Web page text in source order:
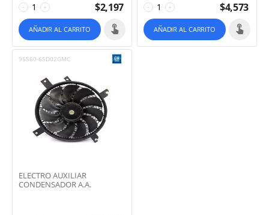
+
− $2,197
AÑADIR AL CARRITO
+
− $4,573
AÑADIR AL CARRITO
95560-65D02GMC
ELECTRO AUXILIAR
CONDENSADOR A.A.